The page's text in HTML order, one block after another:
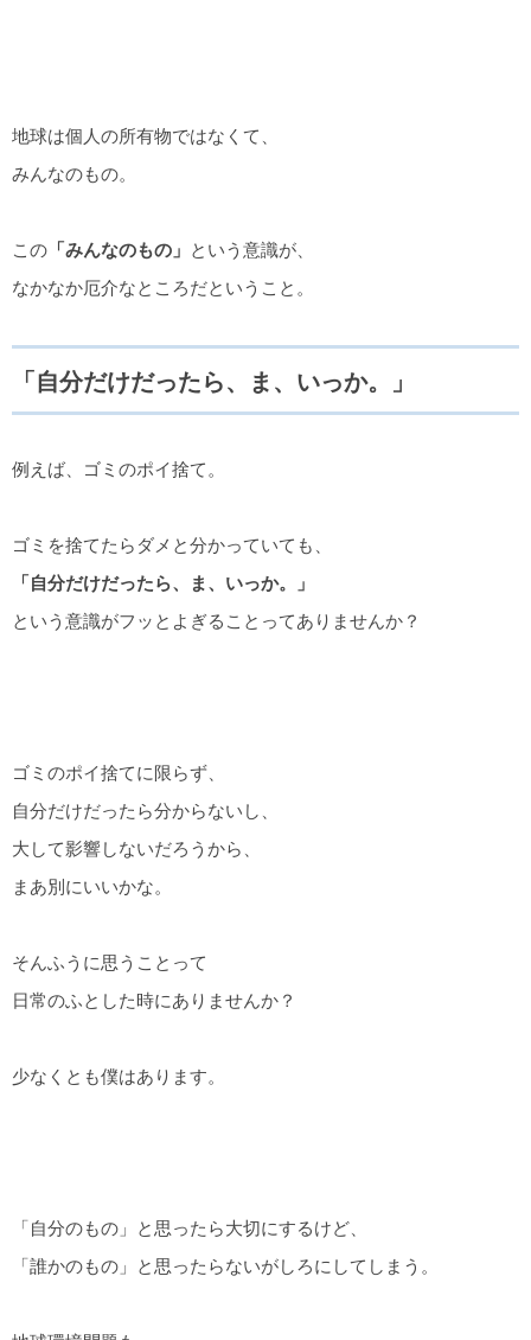
地球は個人の所有物ではなくて、
みんなのもの。
この 「みんなのもの」 という意識が、
なかなか厄介なところだということ。
「自分だけだったら、ま、いっか。」
例えば、ゴミのポイ捨て。
ゴミを捨てたらダメと分かっていても、
「自分だけだったら、ま、いっか。」
という意識がフッとよぎることってありませんか？
ゴミのポイ捨てに限らず、
自分だけだったら分からないし、
大して影響しないだろうから、
まあ別にいいかな。
そんふうに思うことって
日常のふとした時にありませんか？
少なくとも僕はあります。
「自分のもの」と思ったら大切にするけど、
「誰かのもの」と思ったらないがしろにしてしまう。